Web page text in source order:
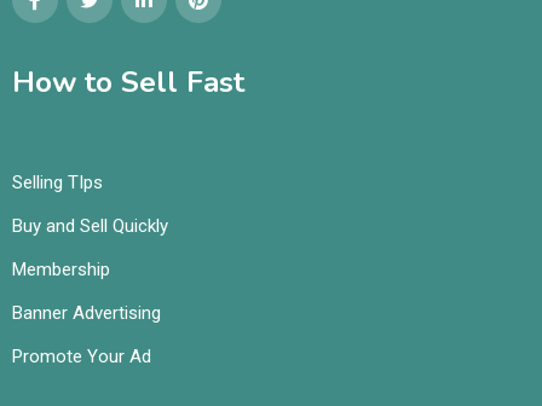
How to Sell Fast
Selling TIps
Buy and Sell Quickly
Membership
Banner Advertising
Promote Your Ad